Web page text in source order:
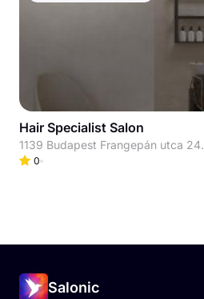
Hair Specialist Salon
1139 Budapest Frangepán utca 24.
0
Salonic